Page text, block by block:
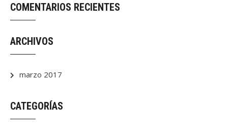
COMENTARIOS RECIENTES
ARCHIVOS
marzo 2017
CATEGORÍAS